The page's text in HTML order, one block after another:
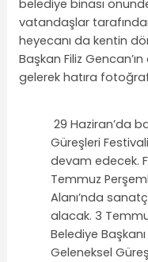
belediye binası
vatandaşlar
heyecanı da kentin
Başkan Filiz
gelerek hatıra
29 Haziran’da
Güreşleri
devam edecek.
Temmuz
Alanı’nda
alacak. 3
Belediye
Geleneksel